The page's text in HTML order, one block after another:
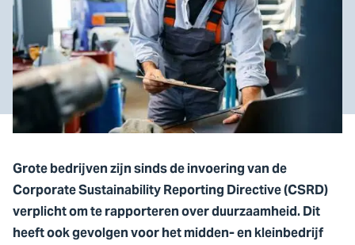
Grote bedrijven zijn sinds de invoering van de
Corporate Sustainability Reporting Directive (CSRD)
verplicht om te rapporteren over duurzaamheid. Dit
heeft ook gevolgen voor het midden- en kleinbedrijf